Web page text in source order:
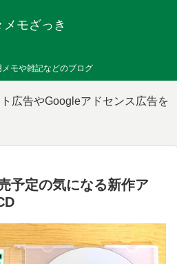
メモざっき
メモや雑記などのブログ
広告やGoogleアドセンス広告を
予定の気になる新作ア